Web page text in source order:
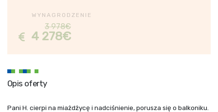
WYNAGRODZENIE
3 978€
4 278€
Opis oferty
Pani H. cierpi na miażdżycę i nadciśnienie, porusza się o balkoniku.